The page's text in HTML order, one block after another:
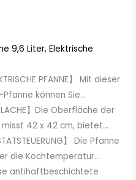
9,6 Liter, Elektrische
PFANNE】 Mit dieser
können Sie...
】Die Oberfläche der
42 x 42 cm, bietet...
】 Die Pfanne
die Kochtemperatur...
antihaftbeschichtete